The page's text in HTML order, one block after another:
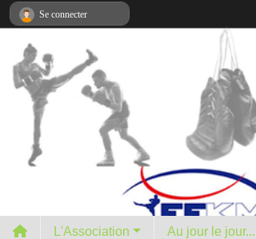
L'Association Au jour le jour...
Se connecter
Panneau de gestion des cookies